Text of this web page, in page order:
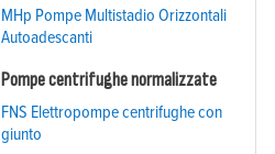
MHp Pompe Multistadio Orizzontali
Autoadescanti
Pompe centrifughe normalizzate
FNS Elettropompe centrifughe con
giunto